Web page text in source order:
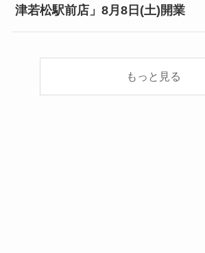
津若松駅前店」8月8日(土)開業
もっと見る